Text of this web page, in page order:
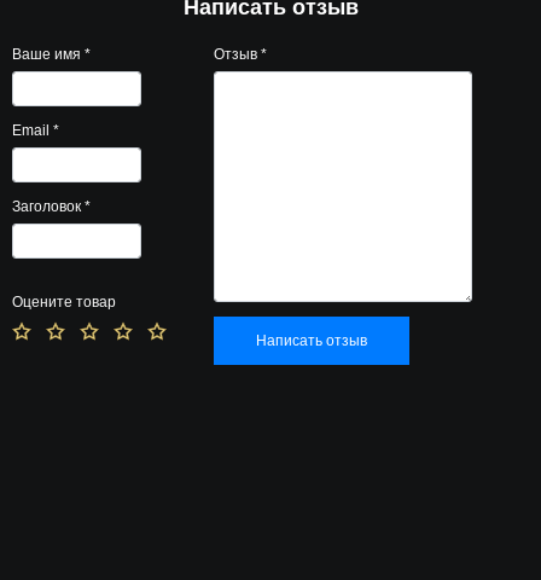
Написать отзыв
Ваше имя *
Email *
Заголовок *
Оцените товар
Отзыв *
Написать отзыв